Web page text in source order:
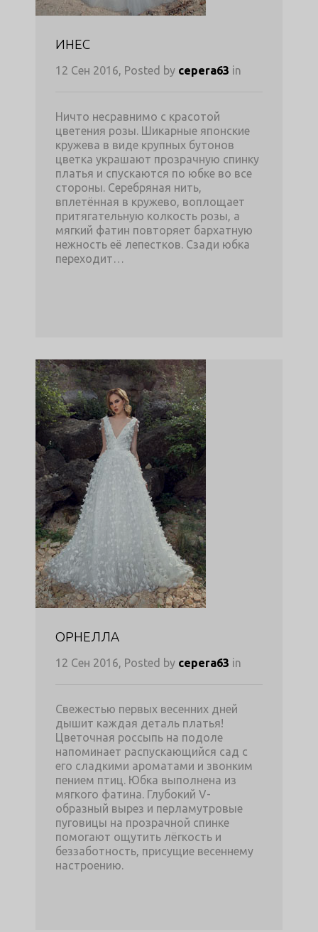
ИНЕС
12 Сен 2016, Posted by cepera63 in
Ничто несравнимо с красотой
цветения розы. Шикарные японские
кружева в виде крупных бутонов
цветка украшают прозрачную спинку
платья и спускаются по юбке во все
стороны. Серебряная нить,
вплетённая в кружево, воплощает
притягательную колкость розы, а
мягкий фатин повторяет бархатную
нежность её лепестков. Сзади юбка
переходит…
ОРНЕЛЛА
12 Сен 2016, Posted by cepera63 in
Свежестью первых весенних дней
дышит каждая деталь платья!
Цветочная россыпь на подоле
напоминает распускающийся сад с
его сладкими ароматами и звонким
пением птиц. Юбка выполнена из
мягкого фатина. Глубокий V-
образный вырез и перламутровые
пуговицы на прозрачной спинке
помогают ощутить лёгкость и
беззаботность, присущие весеннему
настроению.